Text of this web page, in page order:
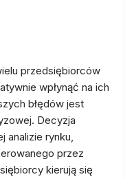
przedsiębiorców
wpłynąć na ich
błędów jest
Decyzja
analizie rynku,
przez
kierują się